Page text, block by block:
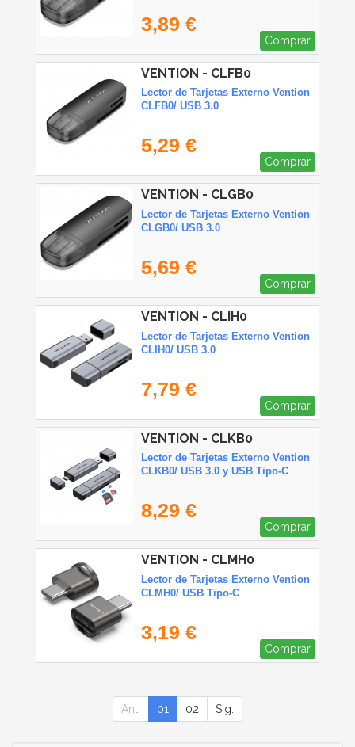
3,89 €
Comprar
VENTION - CLFB0
Lector de Tarjetas Externo Vention
CLFB0/ USB 3.0
5,29 €
Comprar
VENTION - CLGB0
Lector de Tarjetas Externo Vention
CLGB0/ USB 3.0
5,69 €
Comprar
VENTION - CLIH0
Lector de Tarjetas Externo Vention
CLIH0/ USB 3.0
7,79 €
Comprar
VENTION - CLKB0
Lector de Tarjetas Externo Vention
CLKB0/ USB 3.0 y USB Tipo-C
8,29 €
Comprar
VENTION - CLMH0
Lector de Tarjetas Externo Vention
CLMH0/ USB Tipo-C
3,19 €
Comprar
Ant. 01 02 Sig.